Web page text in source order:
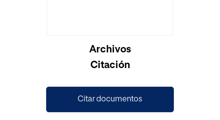
Archivos
Citación
Citar documentos